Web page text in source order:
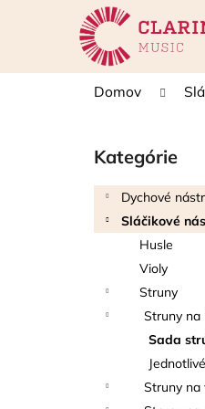
Domov
Preskočiť
kategórie
Kategórie
Dychové
Sláčikové
Husle
Violy
Struny
Struny na
Sada
Struny na
í
Späť
do
Späť
do